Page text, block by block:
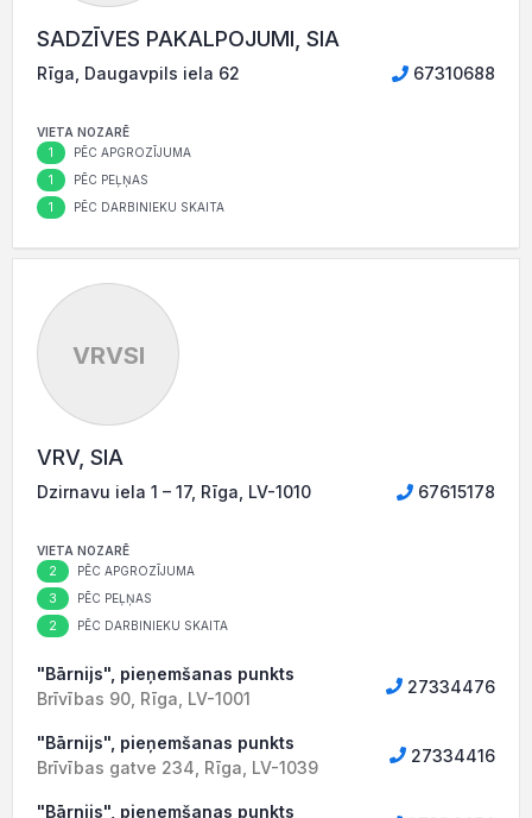
SADZĪVES PAKALPOJUMI, SIA
Rīga, Daugavpils iela 62 67310688
VIETA NOZARĒ
1 PĒC APGROZĪJUMA
1 PĒC PEĻŅAS
1 PĒC DARBINIEKU SKAITA
VRVSI
VRV, SIA
Dzirnavu iela 1 – 17, Rīga, LV-1010 67615178
VIETA NOZARĒ
2 PĒC APGROZĪJUMA
3 PĒC PEĻŅAS
2 PĒC DARBINIEKU SKAITA
"Bārnijs", pieņemšanas punkts
Brīvības 90, Rīga, LV-1001
27334476
"Bārnijs", pieņemšanas punkts
Brīvības gatve 234, Rīga, LV-1039
27334416
"Bārnijs", pieņemšanas punkts